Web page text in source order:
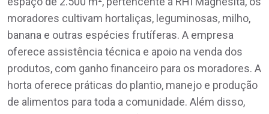
moradores cultivam hortaliças, leguminosas, milho,
banana e outras espécies frutíferas. A empresa
oferece assistência técnica e apoio na venda dos
produtos, com ganho financeiro para os moradores. A
horta oferece práticas do plantio, manejo e produção
de alimentos para toda a comunidade. Além disso,